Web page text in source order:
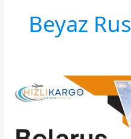
Beyaz